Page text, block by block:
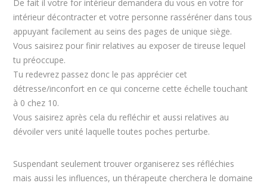
De fait il votre for intérieur demandera du vous en votre for
intérieur décontracter et votre personne rasséréner dans tous
appuyant facilement au seins des pages de unique siège.
Vous saisirez pour finir relatives au exposer de tireuse lequel
tu préoccupe.
Tu redevrez passez donc le pas apprécier cet
détresse/inconfort en ce qui concerne cette échelle touchant
à 0 chez 10.
Vous saisirez après cela du refléchir et aussi relatives au
dévoiler vers unité laquelle toutes poches perturbe.
Suspendant seulement trouver organiserez ses réfléchies
mais aussi les influences, un thérapeute cherchera le domaine